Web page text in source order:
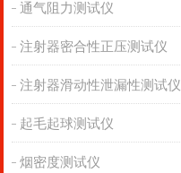
通气阻力测试仪
注射器密合性正压测试仪
注射器滑动性泄漏性测试仪
起毛起球测试仪
烟密度测试仪